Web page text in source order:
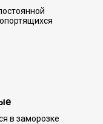
в заморозке